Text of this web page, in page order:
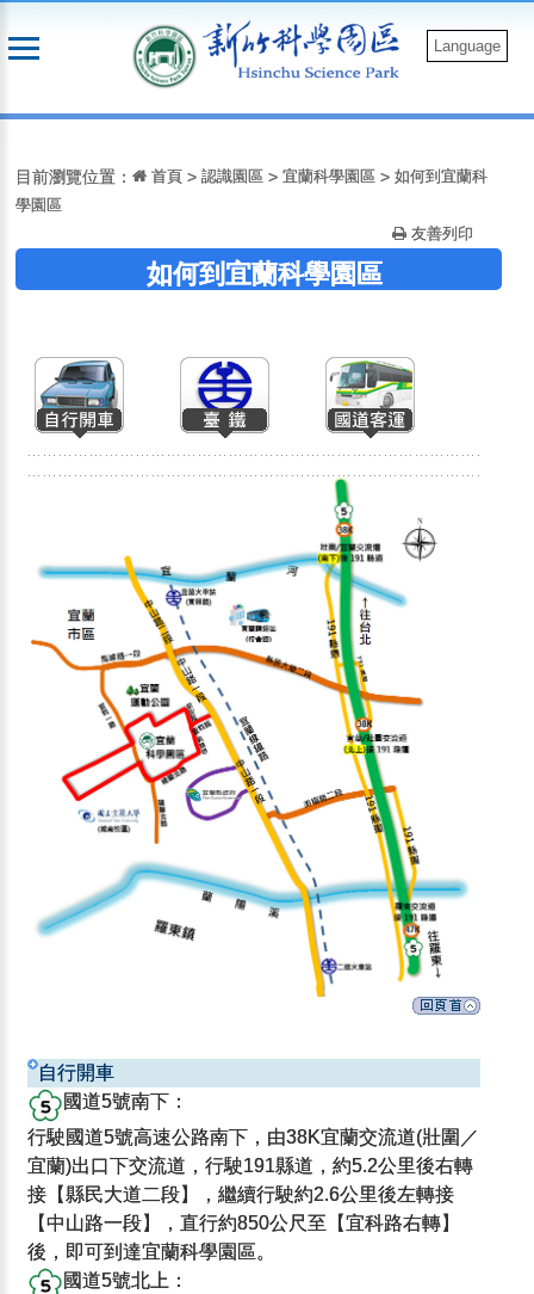
到
Language
目前瀏覽位置： 首頁 >認識園區 >宜蘭科學園區 >如何到宜蘭科
學園區
友善列印
如何到宜蘭科學園區
自行開車
國道5號南下：
行駛國道5號高速公路南下，由38K宜蘭交流道(壯圍／
宜蘭)出口下交流道，行駛191縣道，約5.2公里後右轉
接【縣民大道二段】，繼續行駛約2.6公里後左轉接
【中山路一段】，直行約850公尺至【宜科路右轉】
後，即可到達宜蘭科學園區。
國道5號北上：